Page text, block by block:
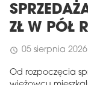
ZŁ W PÓŁ
schedule 05 sierpnia 2026
Od rozpoczęcia